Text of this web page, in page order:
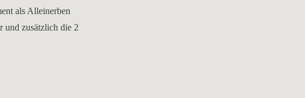
als Alleinerben
und zusätzlich die 2